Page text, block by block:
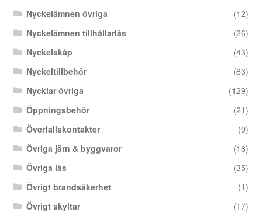
Nyckelämnen övriga
(12)
Nyckelämnen tillhållarlås
(26)
Nyckelskåp
(43)
Nyckeltillbehör
(83)
Nycklar övriga
(129)
Öppningsbehör
(21)
Överfallskontakter
(9)
Övriga järn & byggvaror
(16)
Övriga lås
(35)
Övrigt brandsäkerhet
(1)
Övrigt skyltar
(17)